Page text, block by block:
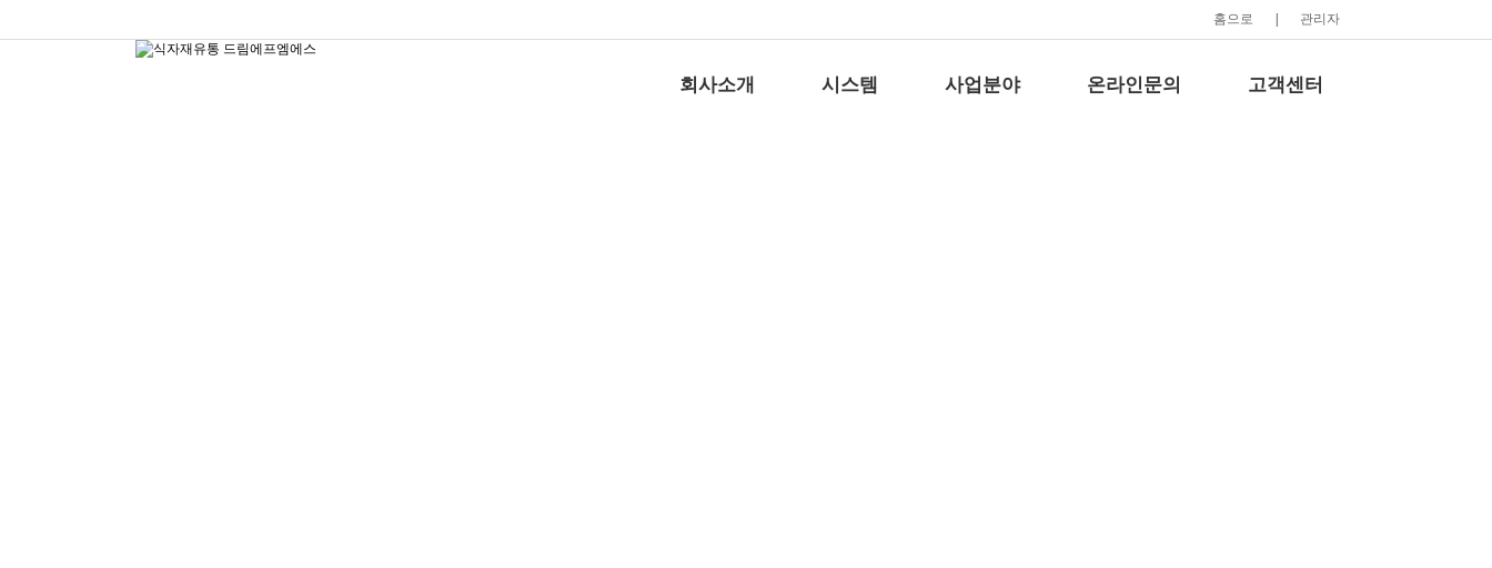
홈으로 관리자
회사소개 시스템 사업분야 온라인문의 고객센터